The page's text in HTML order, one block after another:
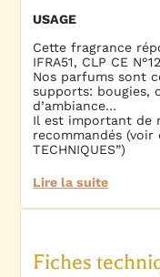
USAGE
Cette fragrance
IFRA51, CLP CE
Nos parfums sont
supports: bougies,
d’ambiance…
Il est important de
recommandés (voir
TECHNIQUES”)
Lire la suite